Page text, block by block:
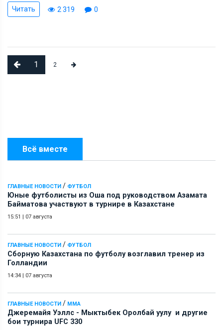
Всё вместе
ГЛАВНЫЕ НОВОСТИ / ФУТБОЛ
Юные футболисты из Оша под руководством Азамата
Байматова участвуют в турнире в Казахстане
15:51 07 августа
ГЛАВНЫЕ НОВОСТИ / ФУТБОЛ
Сборную Казахстана по футболу возглавил тренер из
Голландии
14:34 07 августа
ГЛАВНЫЕ НОВОСТИ / ММА
Джеремайя Уэллс - Мыктыбек Оролбай уулу и другие
бои турнира UFC 330
Читать 2 319 0
1 2